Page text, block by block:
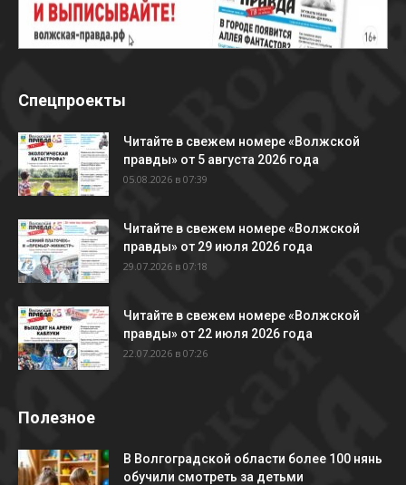
Спецпроекты
Читайте в свежем номере «Волжской
правды» от 5 августа 2026 года
05.08.2026 в 07:39
Читайте в свежем номере «Волжской
правды» от 29 июля 2026 года
29.07.2026 в 07:18
Читайте в свежем номере «Волжской
правды» от 22 июля 2026 года
22.07.2026 в 07:26
Полезное
В Волгоградской области более 100 нянь
обучили смотреть за детьми